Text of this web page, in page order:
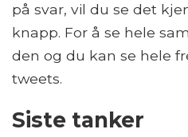
på svar, vil du se det
knapp. For å se hele
den og du kan se hele
tweets.
Siste tanker